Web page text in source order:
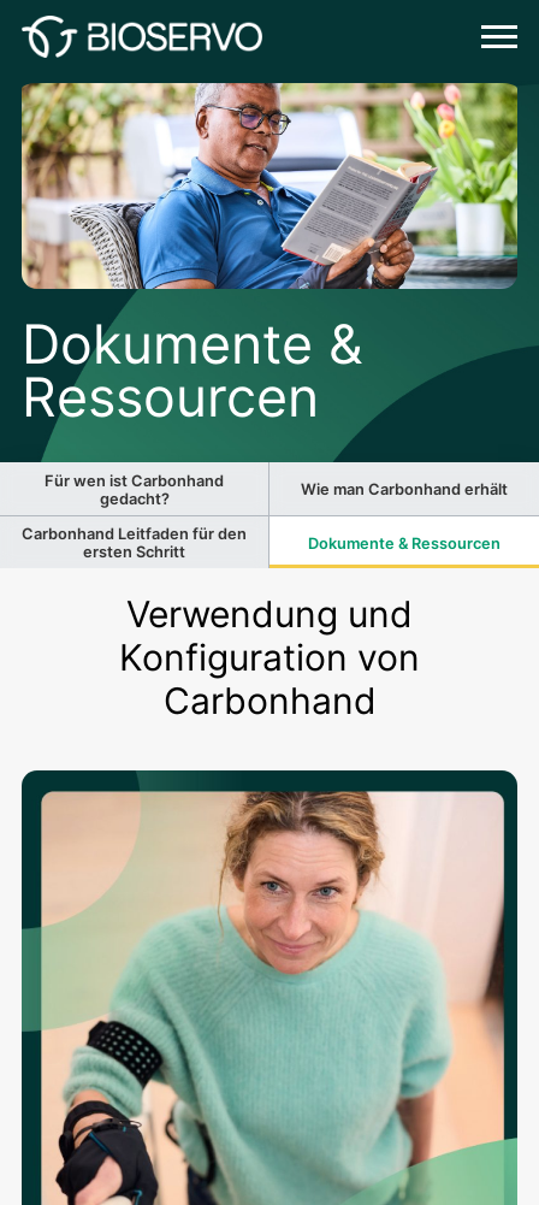
Dokumente &
Ressourcen
Für wen ist Carbonhand
gedacht?
Wie man Carbonhand erhält
Carbonhand Leitfaden für den
ersten Schritt
Dokumente & Ressourcen
Verwendung und
Konfiguration von
Carbonhand